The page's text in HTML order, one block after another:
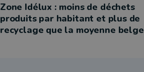
Zone Idélux : moins de déchets
produits par habitant et plus de
recyclage que la moyenne belge